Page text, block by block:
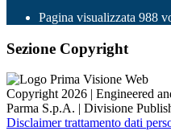
Pagina visualizzata 988
Sezione Copyright
Copyright 2026 | Engineered
Parma S.p.A. | Divisione
Disclaimer trattamento dati